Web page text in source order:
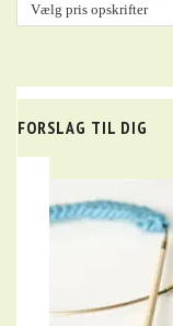
FORSLAG TIL DIG